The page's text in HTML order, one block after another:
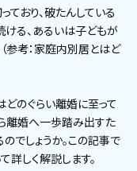
おり、破たんしている
る、あるいは子どもが
参考：家庭内別居とはど
のぐらい離婚に至って
離婚へ一歩踏み出すた
でしょうか。この記事で
しく解説します。